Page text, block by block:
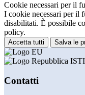
Cookie necessari per il
I cookie necessari per il
disabilitati. È possibile
policy.
Accetta tutti Salva le
Contatti